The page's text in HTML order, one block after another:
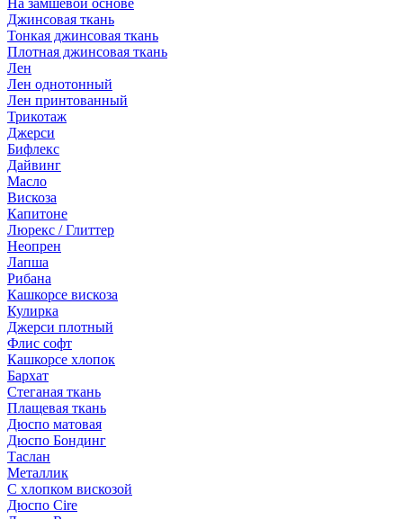
На замшевой основе
Джинсовая ткань
Тонкая джинсовая ткань
Плотная джинсовая ткань
Лен
Лен однотонный
Лен принтованный
Трикотаж
Джерси
Бифлекс
Дайвинг
Масло
Вискоза
Капитоне
Люрекс / Глиттер
Неопрен
Лапша
Рибана
Кашкорсе вискоза
Кулирка
Джерси плотный
Флис софт
Кашкорсе хлопок
Бархат
Стеганая ткань
Плащевая ткань
Дюспо матовая
Дюспо Бондинг
Таслан
Металлик
С хлопком вискозой
Дюспо Cire